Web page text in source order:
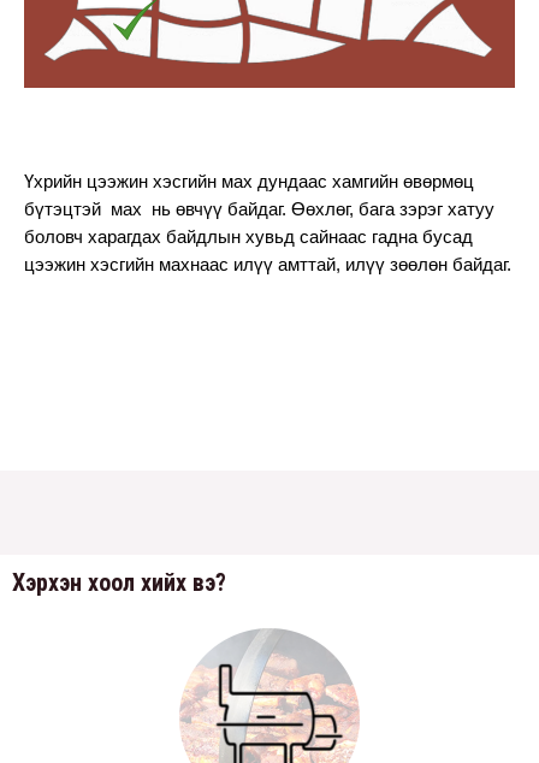
Үхрийн цээжин хэсгийн мах дундаас хамгийн өвөрмөц
бүтэцтэй  мах  нь өвчүү байдаг. Өөхлөг, бага зэрэг хатуу
боловч харагдах байдлын хувьд сайнаас гадна бусад
цээжин хэсгийн махнаас илүү амттай, илүү зөөлөн байдаг.
Хэрхэн хоол хийх вэ?